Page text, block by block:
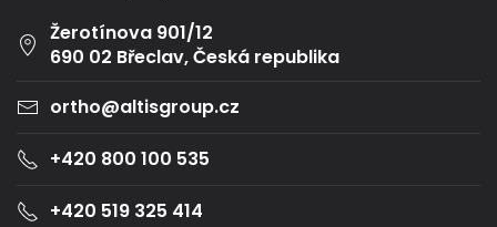
Žerotínova 901/12
690 02 Břeclav, Česká republika
ortho@altisgroup.cz
+420 800 100 535
+420 519 325 414